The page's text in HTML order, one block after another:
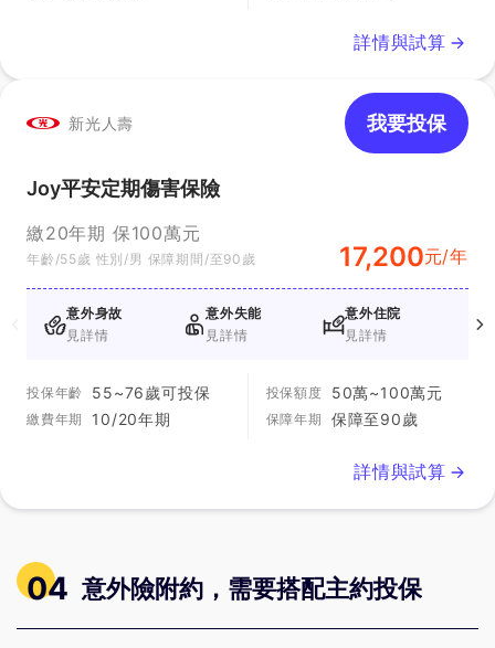
詳情與試算
新光人壽 我要投保
Joy平安定期傷害保險
繳20年期 保100萬元
年齡/55歲 性別/男 保障期間/至90歲 17,200元/年
意外身故
見詳情
意外失能
見詳情
意外住院
見詳情
投保年齡 55~76歲可投保
繳費年期 10/20年期
投保額度 50萬~100萬元
保障年期 保障至90歲
詳情與試算
04 意外險附約，需要搭配主約投保